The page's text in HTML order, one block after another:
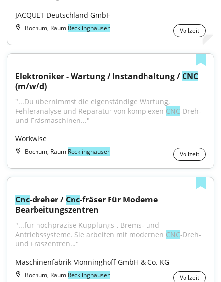
JACQUET Deutschland GmbH
Bochum, Raum Recklinghausen Vollzeit
Elektroniker - Wartung / Instandhaltung / CNC
(m/w/d)
"...Du übernimmst die eigenständige Wartung,
Fehleranalyse und Reparatur von komplexen CNC-Dreh-
und Fräsmaschinen..."
Workwise
Bochum, Raum Recklinghausen Vollzeit
Cnc-dreher / Cnc-fräser Für Moderne
Bearbeitungszentren
"...für hochpräzise Kupplungs-, Brems- und
Antriebssysteme. Sie arbeiten mit modernen CNC-Dreh-
und Fräszentren..."
Maschinenfabrik Mönninghoff GmbH & Co. KG
Bochum, Raum Recklinghausen Vollzeit